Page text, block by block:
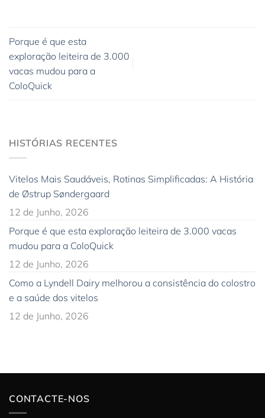
Porque é que esta
exploração leiteira de 3.000
vacas mudou para a
ColoQuick
HISTÓRIAS RECENTES
Vitelos Mais Saudáveis, Rotinas Simplificadas: A História
de Østrup Søndergaard
12 de Junho, 2026
Porque é que esta exploração leiteira de 3.000 vacas
mudou para a ColoQuick
12 de Junho, 2026
Como a Lyndell Dairy melhorou a consistência do colostro
e a saúde dos vitelos
12 de Junho, 2026
CONTACTE-NOS